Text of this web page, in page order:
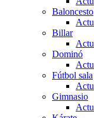
Baloncesto
Billar
Dominó
Fútbol sala
Gimnasio